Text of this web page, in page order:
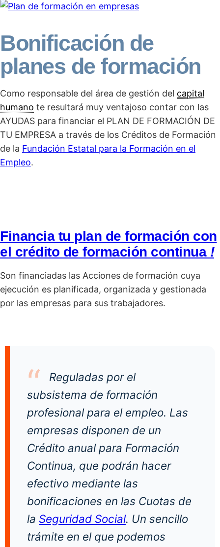
Bonificación de
planes de formación
Como responsable del área de gestión del capital
humano te resultará muy ventajoso contar con las
AYUDAS para financiar el PLAN DE FORMACIÓN DE
TU EMPRESA a través de los Créditos de Formación
de la Fundación Estatal para la Formación en el
Empleo.
Financia tu plan de formación con
el crédito de formación continua !
Son financiadas las Acciones de formación cuya
ejecución es planificada, organizada y gestionada
por las empresas para sus trabajadores.
Reguladas por el
subsistema de formación
profesional para el empleo. Las
empresas disponen de un
Crédito anual para Formación
Continua, que podrán hacer
efectivo mediante las
bonificaciones en las Cuotas de
la Seguridad Social. Un sencillo
trámite en el que podemos